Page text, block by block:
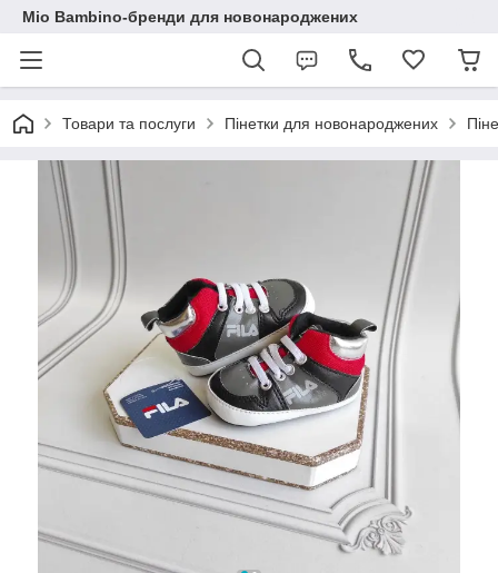
Mio Bambino-бренди для новонароджених
Товари та послуги Пінетки для новонароджених